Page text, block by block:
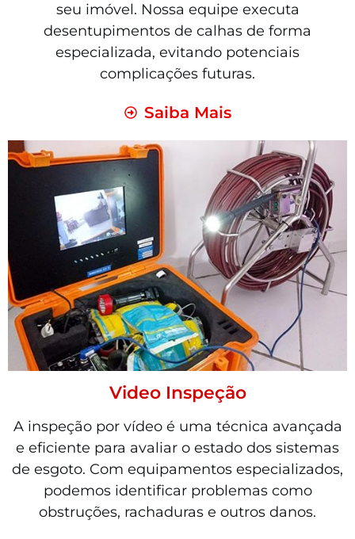
seu imóvel. Nossa equipe executa
desentupimentos de calhas de forma
especializada, evitando potenciais
complicações futuras.
Saiba Mais
Video Inspeção
A inspeção por vídeo é uma técnica avançada
e eficiente para avaliar o estado dos sistemas
de esgoto. Com equipamentos especializados,
podemos identificar problemas como
obstruções, rachaduras e outros danos.